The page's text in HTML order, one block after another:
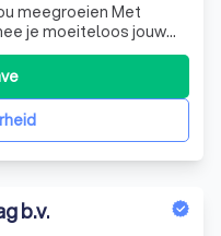
je moeiteloos jouw
aantrekt. Léuke
jou in de rij staan,
b.v.